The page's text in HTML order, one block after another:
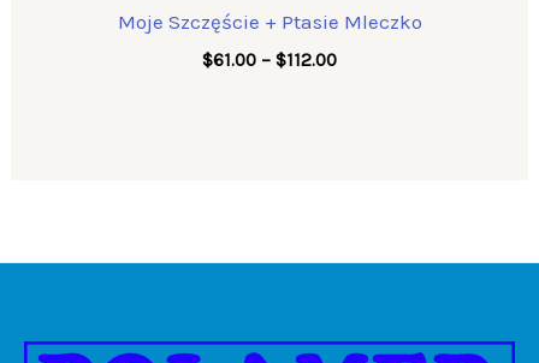
Moje Szczęście + Ptasie Mleczko
$61.00 – $112.00
$61.00
through
$112.00